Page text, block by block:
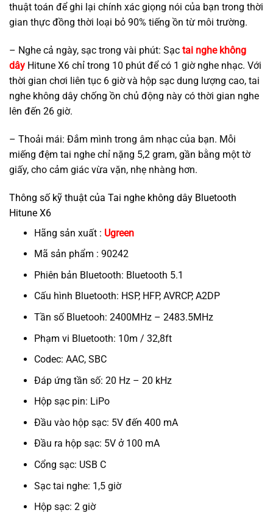
thuật toán để ghi lại chính xác giọng nói của bạn trong thời
gian thực đồng thời loại bỏ 90% tiếng ồn từ môi trường.
– Nghe cả ngày, sạc trong vài phút: Sạc tai nghe không
dây Hitune X6 chỉ trong 10 phút để có 1 giờ nghe nhạc. Với
thời gian chơi liên tục 6 giờ và hộp sạc dung lượng cao, tai
nghe không dây chống ồn chủ động này có thời gian nghe
lên đến 26 giờ.
– Thoải mái: Đắm mình trong âm nhạc của bạn. Mỗi
miếng đệm tai nghe chỉ nặng 5,2 gram, gần bằng một tờ
giấy, cho cảm giác vừa vặn, nhẹ nhàng hơn.
Thông số kỹ thuật của Tai nghe không dây Bluetooth
Hitune X6
Hãng sản xuất : Ugreen
Mã sản phẩm : 90242
Phiên bản Bluetooth: Bluetooth 5.1
Cấu hình Bluetooth: HSP, HFP, AVRCP, A2DP
Tần số Bluetooh: 2400MHz – 2483.5MHz
Phạm vi Bluetooth: 10m / 32,8ft
Codec: AAC, SBC
Đáp ứng tần số: 20 Hz – 20 kHz
Hộp sạc pin: LiPo
Đầu vào hộp sạc: 5V đến 400 mA
Đầu ra hộp sạc: 5V ở 100 mA
Cổng sạc: USB C
Sạc tai nghe: 1,5 giờ
Hộp sạc: 2 giờ